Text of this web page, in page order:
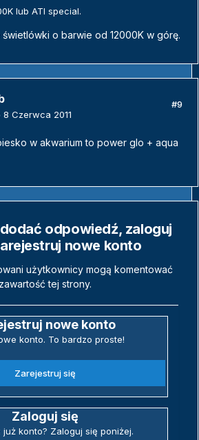
lub ATI special.
o barwie od 12000K w górę.
8 Czerwca 2011
#9
w akwarium to power glo + aqua
odpowiedź, zaloguj
nowe konto
użytkownicy mogą komentować
zawartość tej strony.
nowe konto
konto. To bardzo proste!
Zarejestruj się
Zaloguj się
już konto? Zaloguj się poniżej.